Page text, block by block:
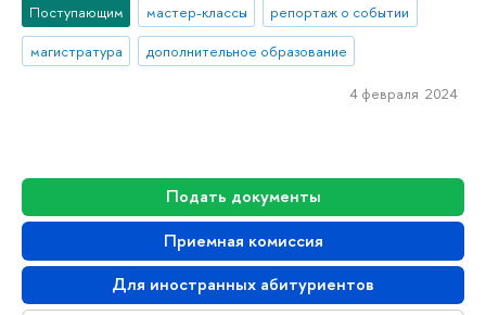
Подать документы
Приемная комиссия
Для иностранных абитуриентов
Поступающим мастер-классы
репортаж о событии
магистратура
дополнительное образование
4 февраля 2024